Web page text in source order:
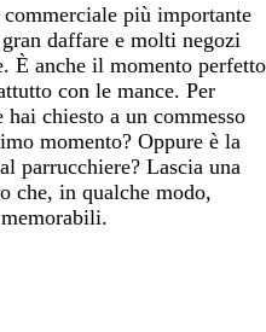
più importante
daffare e molti negozi
È anche il momento perfetto
con le mance. Per
chiesto a un commesso
momento? Oppure è la
parrucchiere? Lascia una
che, in qualche modo,